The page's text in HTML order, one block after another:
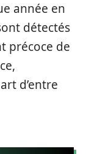
année en
détectés
précoce de
d’entre